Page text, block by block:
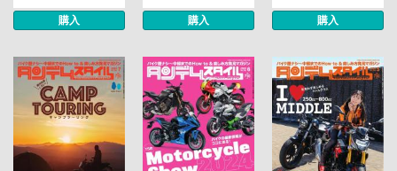
購入 購入 購入